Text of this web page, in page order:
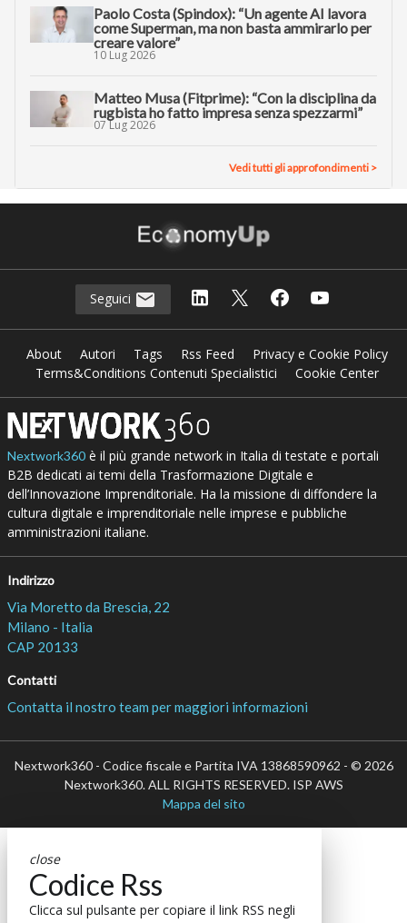
Paolo Costa (Spindox): “Un agente AI lavora
come Superman, ma non basta ammirarlo per
creare valore”
10 Lug 2026
Matteo Musa (Fitprime): “Con la disciplina da
rugbista ho fatto impresa senza spezzarmi”
07 Lug 2026
Vedi tutti gli approfondimenti >
Seguici
About Autori Tags Rss Feed
Privacy e Cookie Policy
Terms&Conditions Contenuti Specialistici
Cookie Center
Nextwork360è il più grande network in Italia di testate e portali
B2B dedicati ai temi della Trasformazione Digitale e
dell’Innovazione Imprenditoriale. Ha la missione di diffondere la
cultura digitale e imprenditoriale nelle imprese e pubbliche
amministrazioni italiane.
Indirizzo
Via Moretto da Brescia, 22
Milano - Italia
CAP 20133
Contatti
Contatta il nostro team per maggiori informazioni
Nextwork360 - Codice fiscale e Partita IVA 13868590962 - © 2026
Nextwork360. ALL RIGHTS RESERVED. ISP AWS
Mappa del sito
close
Codice Rss
Clicca sul pulsante per copiare il link RSS negli